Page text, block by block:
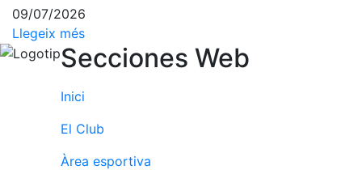
Normativa
Restaurants
Restaurant
L'Snack
Casa Arilla
09/07/2026
Llegeix més
Secciones Web
Inici
El Club
Àrea esportiva